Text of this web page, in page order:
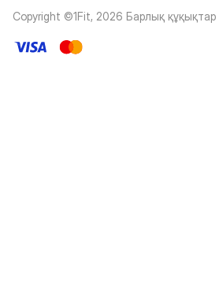
Copyright ©1Fit, 2026 Барлық құқықтар